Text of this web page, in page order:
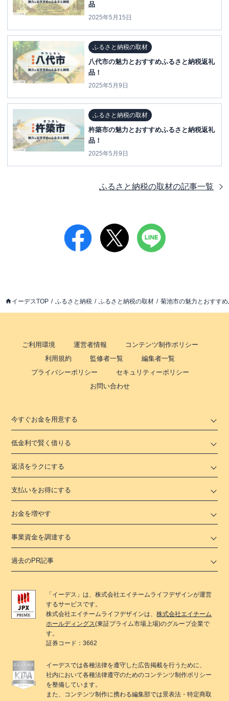
品
2025年5月15日
ふるさと納税の取材
八代市の魅力とおすすめふるさと納税返礼
品！
2025年5月9日
ふるさと納税の取材
杵築市の魅力とおすすめふるさと納税返礼
品！
2025年5月9日
ふるさと納税の取材の記事一覧
イーデスTOP ふるさと納税 ふるさと納税の取材 菊池市の魅力とおすす
ご利用環境 運営者情報
コンテンツ制作ポリシー
利用規約
監修者一覧
編集者一覧
プライバシーポリシー
セキュリティーポリシー
お問い合わせ
今すぐお金を用意する
低金利で賢く借りる
返済をラクにする
支払いをお得にする
お金を増やす
事業資金を調達する
過去のPR記事
「 イーデス 」は、株式会社エイチームライフデザインが運営
するサービスです。
株式会社エイチームライフデザインは、株式会社エイチーム
ホールディングス(東証プライム市場上場)のグループ企業で
す。
証券コード：3662
イーデスでは各種法律を遵守した広告掲載を行うために、
社内において各種法律遵守のためのコンテンツ制作ポリシー
を整備しています。
また、コンテンツ制作に携わる編集部では景表法・特定商取